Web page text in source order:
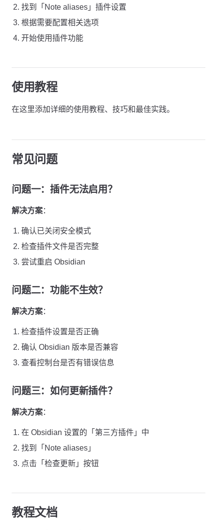
找到「Note aliases」插件设置
根据需要配置相关选项
开始使用插件功能
使用教程
在这里添加详细的使用教程、技巧和最佳实践。
常见问题
问题一：插件无法启用？
解决方案：
确认已关闭安全模式
检查插件文件是否完整
尝试重启 Obsidian
问题二：功能不生效？
解决方案：
检查插件设置是否正确
确认 Obsidian 版本是否兼容
查看控制台是否有错误信息
问题三：如何更新插件？
解决方案：
在 Obsidian 设置的「第三方插件」中
找到「Note aliases」
点击「检查更新」按钮
教程文档